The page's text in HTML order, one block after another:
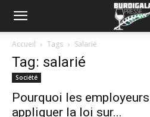
Accueil Tags Salarié
Tag: salarié
Société
Pourquoi les
appliquer la loi sur...